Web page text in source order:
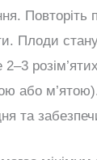
Повторіть
Плоди
або
та